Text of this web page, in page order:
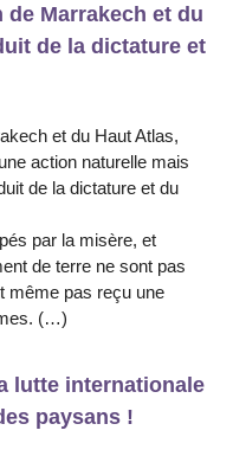
Marrakech et du
de la dictature et
et du Haut Atlas,
action naturelle mais
de la dictature et du
par la misère, et
de terre ne sont pas
même pas reçu une
(…)
lutte internationale
paysans !